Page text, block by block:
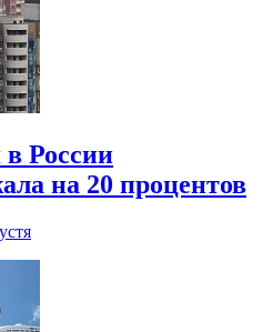
России
на 20 процентов